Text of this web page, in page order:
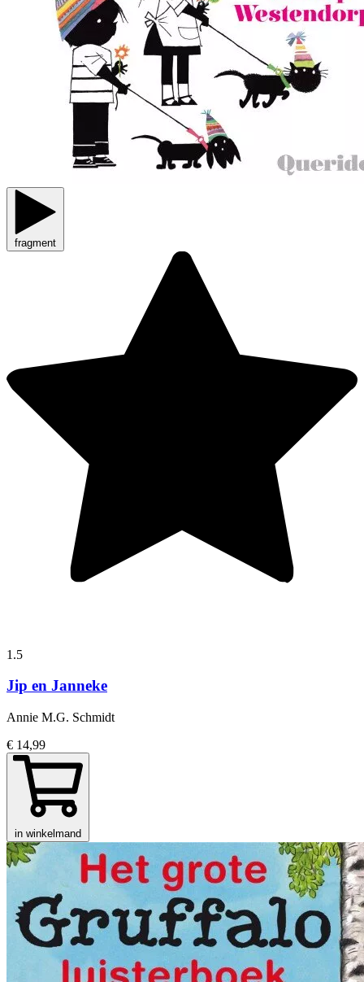
fragment
1.5
Jip en Janneke
Annie M.G. Schmidt
€ 14,99
in winkelmand